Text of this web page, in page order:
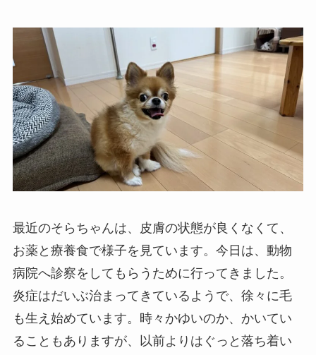
最近のそらちゃんは、皮膚の状態が良くなくて、
お薬と療養食で様子を見ています。今日は、動物
病院へ診察をしてもらうために行ってきました。
炎症はだいぶ治まってきているようで、徐々に毛
も生え始めています。時々かゆいのか、かいてい
ることもありますが、以前よりはぐっと落ち着い